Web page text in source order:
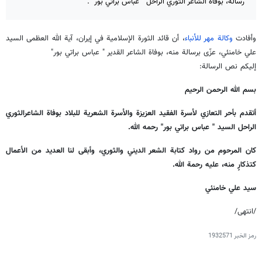
وأفادت وكالة مهر للأنباء، أن قائد الثورة الإسلامية في إيران، آية الله العظمى السيد
علي خامنئي، عزّى برسالة منه، بوفاة الشاعر القدير " عباس براتي بور"
إليكم نص الرسالة:
بسم الله الرحمن الرحيم
أتقدم بأحر التعازي لأسرة الفقيد العزيزة والأسرة الشعرية للبلاد بوفاة الشاعرالثوري
الراحل السيد " عباس براتي بور" رحمه الله.
كان المرحوم من رواد كتابة الشعر الديني والثوري، وأبقى لنا العديد من الأعمال
كتذكارٍ منه، عليه رحمة الله.
سيد علي خامنئي
/انتهى/
رمز الخبر 1932571